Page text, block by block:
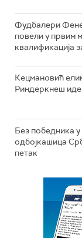
Фудбалери
повели у првим
квалификација
Кецмановић
Риндеркнеш иде
Без победника
одбојкашица
петак